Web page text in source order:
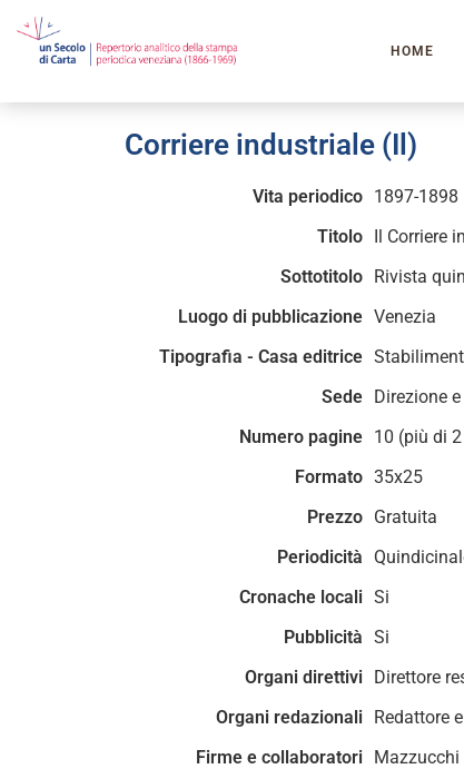
HOME
Corriere industriale (Il)
Vita periodico 1897-1898
Titolo Il Corriere
Sottotitolo Rivista
Luogo di pubblicazione Venezia
Tipografia - Casa editrice
Sede Direzione
Numero pagine 10 (più di
Formato 35x25
Prezzo Gratuita
Periodicità
Cronache locali Si
Pubblicità Si
Organi direttivi Direttore
Organi redazionali Redattore
Firme e collaboratori Mazzucchi